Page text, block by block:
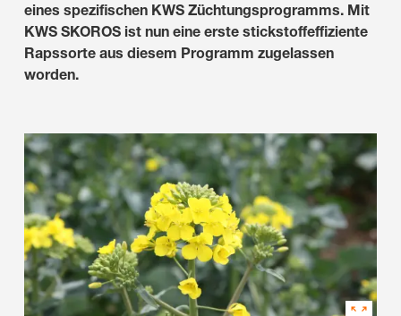
eines spezifischen KWS Züchtungsprogramms. Mit
KWS SKOROS ist nun eine erste stickstoffeffiziente
Rapssorte aus diesem Programm zugelassen
worden.